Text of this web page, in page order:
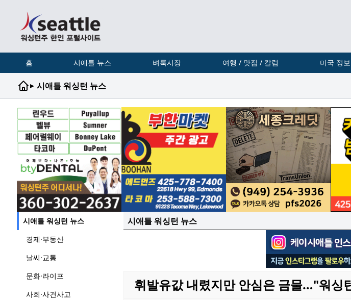
홈 시애틀 뉴스 벼룩시장 여행 / 맛집 / 칼럼 미국 정보
▸ 시애틀 워싱턴 뉴스
시애틀 워싱턴 뉴스
경제·부동산
날씨·교통
문화·라이프
사회·사건사고
시애틀 워싱턴 뉴스
휘발유값 내렸지만 안심은 금물…"워싱